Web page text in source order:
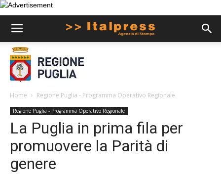
Home Regione Puglia - Programma Operativo Regionale
Regione Puglia - Programma Operativo Regionale
La Puglia in prima fila per
promuovere la Parità di
genere